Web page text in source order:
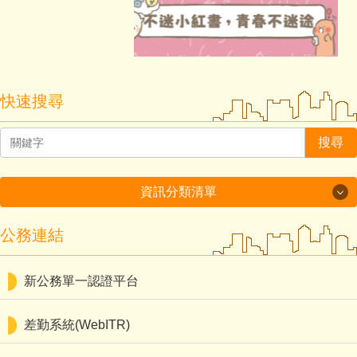
快速搜尋
搜尋
資訊分類清單
資訊分類清單
學校資訊
新埔國中圖書系統
公務連結
新公務單一認證平台
差勤系統(WebITR)